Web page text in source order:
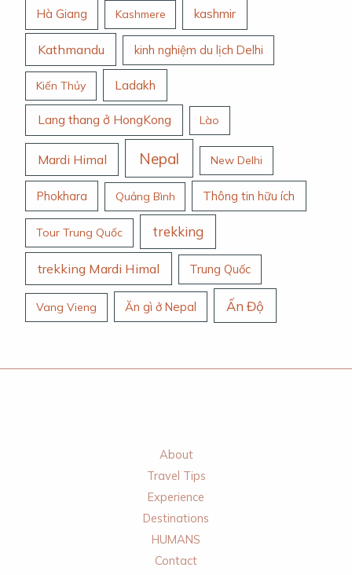
Hà Giang Kashmere kashmir
Kathmandu kinh nghiệm du lịch Delhi
Kiến Thủy Ladakh
Lang thang ở HongKong Lào
Mardi Himal Nepal New Delhi
Phokhara Quảng Bình Thông tin hữu ích
Tour Trung Quốc trekking
trekking Mardi Himal Trung Quốc
Vang Vieng Ăn gì ở Nepal Ấn Độ
About
Travel Tips
Experience
Destinations
HUMANS
Contact